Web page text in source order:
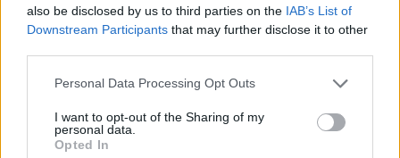
also be disclosed by us to third parties on the IAB’s List of
Downstream Participants that may further disclose it to other
Personal Data Processing Opt Outs
I want to opt-out of the Sharing of my
personal data.
Opted In
Románul is helyt kell állni a hétfőn
kezdődő írásbeliken – így
készülhetnek a pótérettségizők